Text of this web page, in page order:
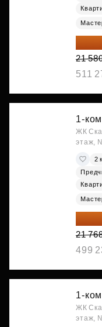
18
21
511
1-
ЖК
этаж,
2
18
21
499
1-
ЖК
этаж,